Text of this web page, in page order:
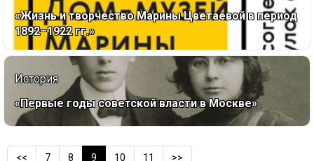
«Жизнь и творчество Марины Цветаевой в период
1892–1922 гг.»
История
«Первые годы советской власти в Москве»
<< 7 8 9 10 11 >>